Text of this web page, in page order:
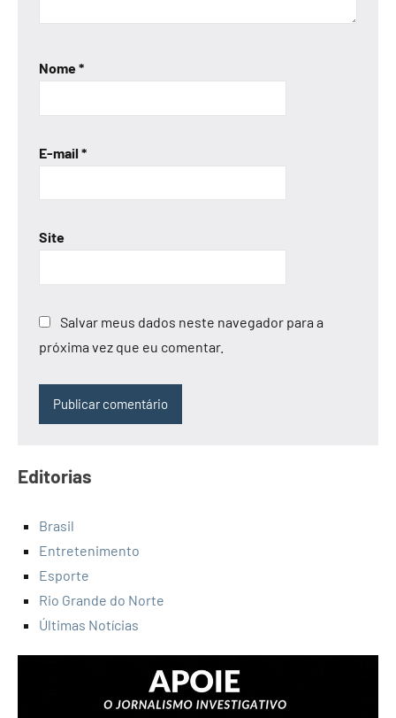
Nome*
E-mail *
Site
Salvar meus dados neste navegador para a
próxima vez que eu comentar.
Editorias
Brasil
Entretenimento
Esporte
Rio Grande do Norte
Últimas Notícias